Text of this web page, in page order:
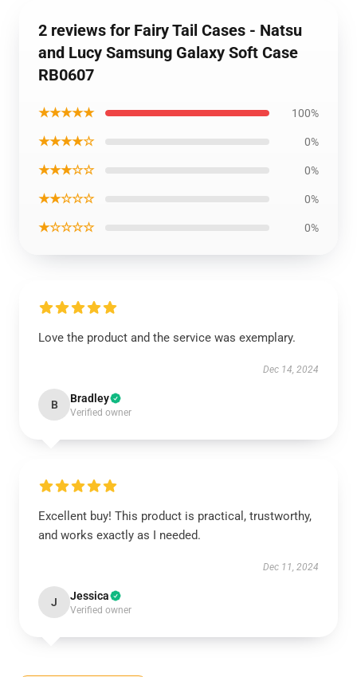
2 reviews for Fairy Tail Cases - Natsu
and Lucy Samsung Galaxy Soft Case
RB0607
★★★★★ 100%
★★★★☆ 0%
★★★☆☆ 0%
★★☆☆☆ 0%
★☆☆☆☆ 0%
Love the product and the service was exemplary.
Dec 14, 2024
B Bradley
Verified owner
Excellent buy! This product is practical, trustworthy,
and works exactly as I needed.
Dec 11, 2024
J Jessica
Verified owner